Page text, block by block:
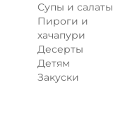
Супы и салаты
Пироги и
хачапури
Десерты
Детям
Закуски